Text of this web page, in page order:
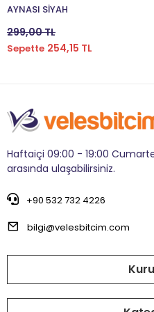
AYNASI SİYAH
299,00 TL
Sepette 254,15 TL
Haftaiçi 09:00 - 19:00
arasında ulaşabilirsiniz.
+90 532 732 4226
bilgi@velesbitcim.com